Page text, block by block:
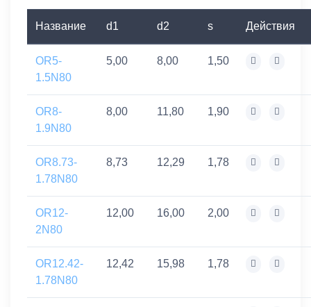
Название d1 d2 s Действия
OR5-
1.5N80
5,00 8,00 1,50
OR8-
1.9N80
8,00 11,80 1,90
OR8.73-
1.78N80
8,73 12,29 1,78
OR12-
2N80
12,00 16,00 2,00
OR12.42-
1.78N80
12,42 15,98 1,78